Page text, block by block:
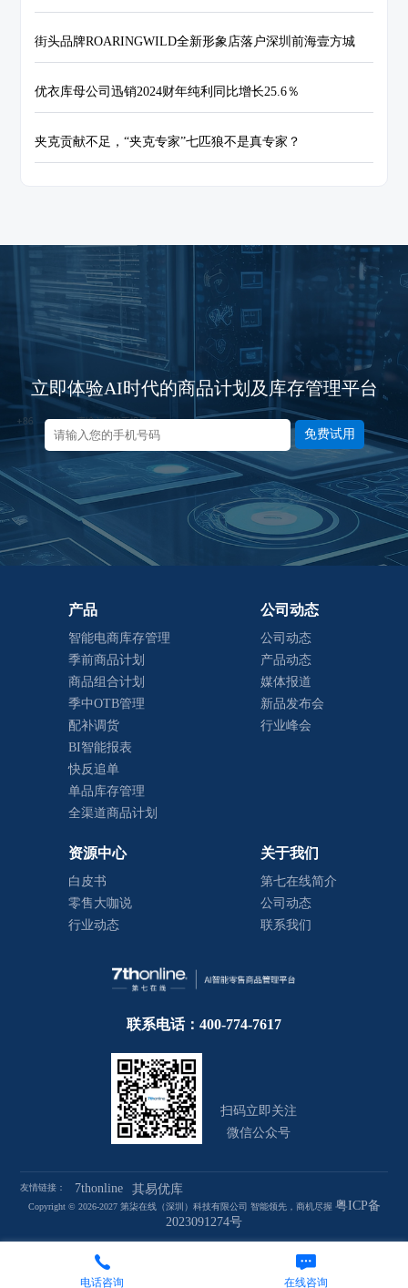
街头品牌ROARINGWILD全新形象店落户深圳前海壹方城
优衣库母公司迅销2024财年纯利同比增长25.6％
夹克贡献不足，“夹克专家”七匹狼不是真专家？
立即体验AI时代的商品计划及库存管理平台
免费试用
产品
智能电商库存管理
季前商品计划
商品组合计划
季中OTB管理
配补调货
BI智能报表
快反追单
单品库存管理
全渠道商品计划
公司动态
公司动态
产品动态
媒体报道
新品发布会
行业峰会
资源中心
白皮书
零售大咖说
行业动态
关于我们
第七在线简介
公司动态
联系我们
联系电话：400-774-7617
扫码立即关注
微信公众号
友情链接： 7thonline 其易优库
Copyright © 2026-2027 第柒在线（深圳）科技有限公司 智能领先，商机尽握 粤ICP备
2023091274号
电话咨询 在线咨询